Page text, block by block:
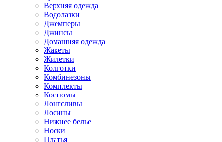
Верхняя одежда
Водолазки
Джемперы
Джинсы
Домашняя одежда
Жакеты
Жилетки
Колготки
Комбинезоны
Комплекты
Костюмы
Лонгсливы
Лосины
Нижнее белье
Носки
Платья